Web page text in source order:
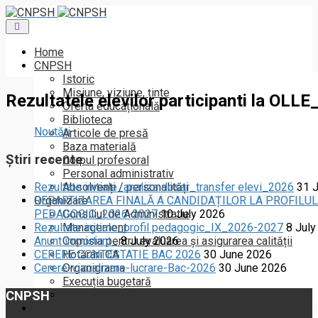
Toggle
navigation
Home
CNPSH
Istoric
Misiune, viziune, ținte
Oferta educațională
Biblioteca
Articole de presă
Baza materială
Corpul profesoral
Personal administrativ
Absolvenți / personalități
Organizare
Consiliul de Administratie
Management
Comisia pentru evaluarea și asigurarea calității
Hotărâri CA
Organigrama
Execuția bugetară
Rezultatele elevilor participanti la
Noutăți
Știri recente
Rezultate initiale_analiza dosar_transfer elevi_2026 31
REPARTIZAREA FINALĂ A CANDIDAȚILOR LA PROFILUL
PEDAGOGIC_2026-2027 10 July 2026
Rezultate initiale_profil pedagogic_IX_2026-2027 8
Anunt important_ 8 July 2026
CERERE CONTESTATIE BAC 2026 30 June 2026
Cerere-vizualizare-lucrare-Bac-2026 30 June 2026
CNPSH